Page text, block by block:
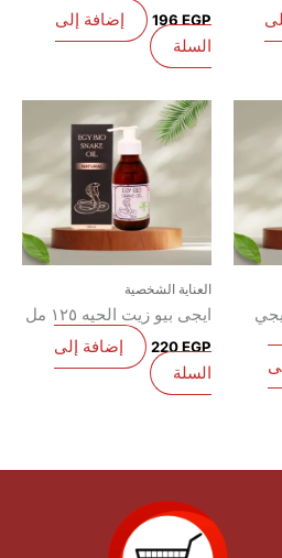
EGP
إضافة إلى
السلة
العناية الشخصية
ايجى بيو زيت الحيه ١٢٥ مل
EGP
إضافة إلى
السلة